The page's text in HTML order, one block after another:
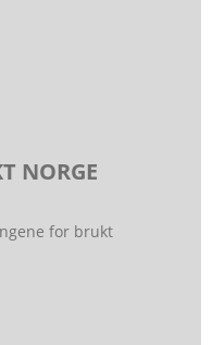
NORGE
for brukt